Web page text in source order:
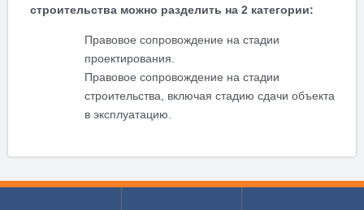
строительства можно разделить на 2 категории:
Правовое сопровождение на стадии
проектирования.
Правовое сопровождение на стадии
строительства, включая стадию сдачи объекта
в эксплуатацию.